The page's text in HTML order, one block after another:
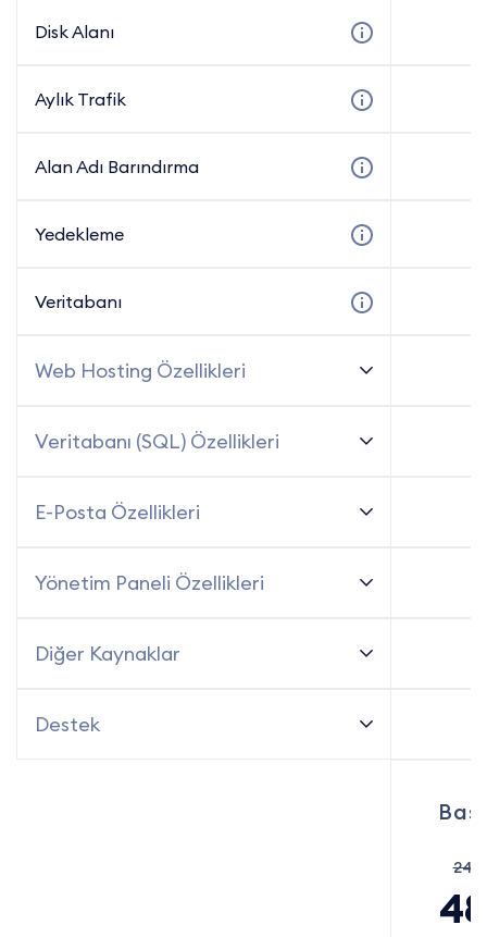
Disk Alanı
Aylık Trafik
Alan Adı Barındırma
Yedekleme
Veritabanı
Web Hosting Özellikleri
Veritabanı (SQL) Özellikleri
E-Posta Özellikleri
Yönetim Paneli Özellikleri
Diğer Kaynaklar
Destek
48